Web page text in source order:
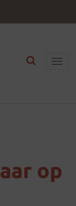
T
v
Toggle
op